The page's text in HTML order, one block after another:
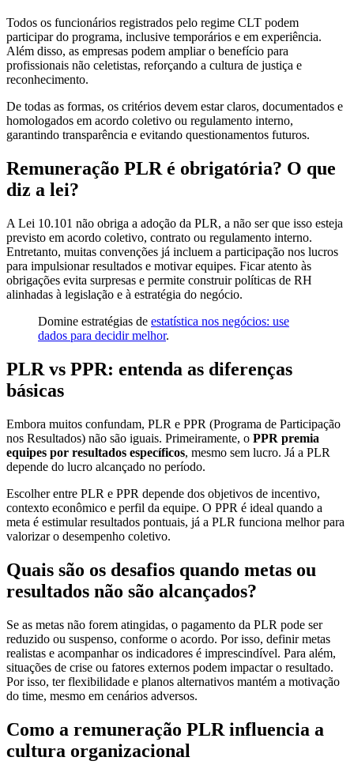
Todos os funcionários registrados pelo regime CLT podem
participar do programa, inclusive temporários e em experiência.
Além disso, as empresas podem ampliar o benefício para
profissionais não celetistas, reforçando a cultura de justiça e
reconhecimento.
De todas as formas, os critérios devem estar claros, documentados e
homologados em acordo coletivo ou regulamento interno,
garantindo transparência e evitando questionamentos futuros.
Remuneração PLR é obrigatória? O que
diz a lei?
A Lei 10.101 não obriga a adoção da PLR, a não ser que isso esteja
previsto em acordo coletivo, contrato ou regulamento interno.
Entretanto, muitas convenções já incluem a participação nos lucros
para impulsionar resultados e motivar equipes. Ficar atento às
obrigações evita surpresas e permite construir políticas de RH
alinhadas à legislação e à estratégia do negócio.
Domine estratégias de estatística nos negócios: use
dados para decidir melhor.
PLR vs PPR: entenda as diferenças
básicas
Embora muitos confundam, PLR e PPR (Programa de Participação
nos Resultados) não são iguais. Primeiramente, o PPR premia
equipes por resultados específicos, mesmo sem lucro. Já a PLR
depende do lucro alcançado no período.
Escolher entre PLR e PPR depende dos objetivos de incentivo,
contexto econômico e perfil da equipe. O PPR é ideal quando a
meta é estimular resultados pontuais, já a PLR funciona melhor para
valorizar o desempenho coletivo.
Quais são os desafios quando metas ou
resultados não são alcançados?
Se as metas não forem atingidas, o pagamento da PLR pode ser
reduzido ou suspenso, conforme o acordo. Por isso, definir metas
realistas e acompanhar os indicadores é imprescindível. Para além,
situações de crise ou fatores externos podem impactar o resultado.
Por isso, ter flexibilidade e planos alternativos mantém a motivação
do time, mesmo em cenários adversos.
Como a remuneração PLR influencia a
cultura organizacional